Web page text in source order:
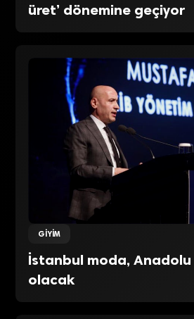
üret’ dönemine geçiyor
GIYIM
İstanbul moda, Anadolu
olacak